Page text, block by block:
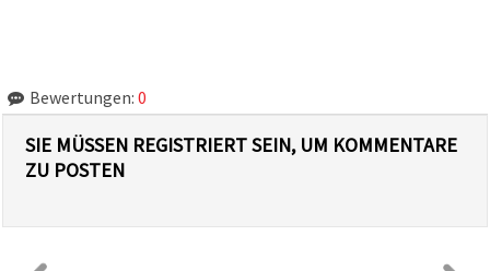
Bewertungen: 0
SIE MÜSSEN REGISTRIERT SEIN, UM KOMMENTARE
ZU POSTEN